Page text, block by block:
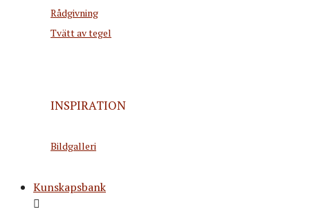
Rådgivning
Tvätt av tegel
INSPIRATION
Bildgalleri
Kunskapsbank